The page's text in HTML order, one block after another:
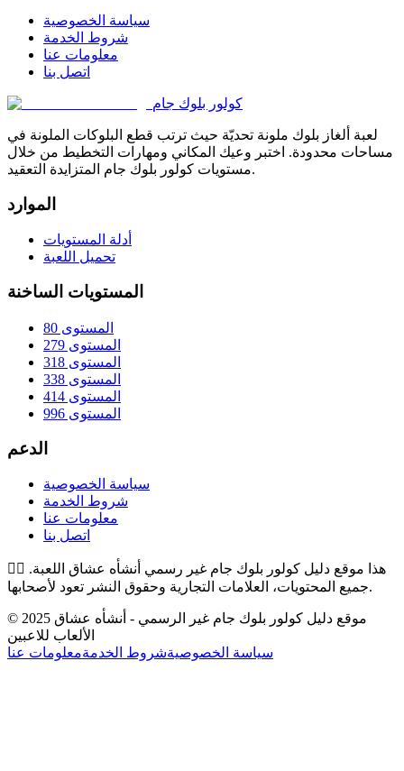
سياسة الخصوصية
شروط الخدمة
معلومات عنا
اتصل بنا
كولور بلوك جام
لعبة ألغاز بلوك ملونة تحديّة حيث ترتب قطع البلوكات الملونة في
مساحات محدودة. اختبر وعيك المكاني ومهارات التخطيط من خلال
مستويات كولور بلوك جام المتزايدة التعقيد.
الموارد
أدلة المستويات
تحميل اللعبة
المستويات الساخنة
المستوى 80
المستوى 279
المستوى 318
المستوى 338
المستوى 414
المستوى 996
الدعم
سياسة الخصوصية
شروط الخدمة
معلومات عنا
اتصل بنا
👉🏻 هذا موقع دليل كولور بلوك جام غير رسمي أنشأه عشاق اللعبة.
جميع المحتويات، العلامات التجارية وحقوق النشر تعود لأصحابها.
© 2025 موقع دليل كولور بلوك جام غير الرسمي - أنشأه عشاق
الألعاب للاعبين
سياسة الخصوصيةشروط الخدمةمعلومات عنا